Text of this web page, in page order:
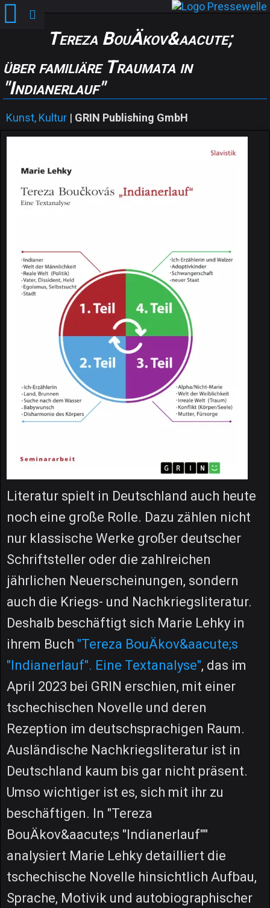
Tereza BouÄkov&aacute;
über familiäre Traumata in
"Indianerlauf"
Kunst, Kultur | GRIN Publishing GmbH
Literatur spielt in Deutschland auch heute
noch eine große Rolle. Dazu zählen nicht
nur klassische Werke großer deutscher
Schriftsteller oder die zahlreichen
jährlichen Neuerscheinungen, sondern
auch die Kriegs- und Nachkriegsliteratur.
Deshalb beschäftigt sich Marie Lehky in
ihrem Buch "Tereza BouÄkov&aacute;s
"Indianerlauf". Eine Textanalyse", das im
April 2023 bei GRIN erschien, mit einer
tschechischen Novelle und deren
Rezeption im deutschsprachigen Raum.
Ausländische Nachkriegsliteratur ist in
Deutschland kaum bis gar nicht präsent.
Umso wichtiger ist es, sich mit ihr zu
beschäftigen. In "Tereza
BouÄkov&aacute;s "Indianerlauf""
analysiert Marie Lehky detailliert die
tschechische Novelle hinsichtlich Aufbau,
Sprache, Motivik und autobiographischer